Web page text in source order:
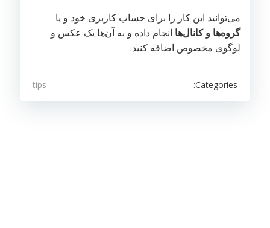
می‌توانید این کار را برای حساب کاربری خود و یا
گروه‌ها و کانال‌ها انجام داده و به آن‌ها یک عکس و
لوگوی مخصوص اضافه کنید.
Categories:
tips